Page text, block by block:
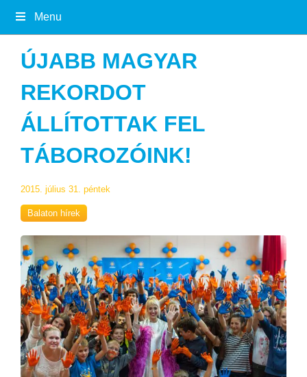
Menu
ÚJABB MAGYAR
REKORDOT
ÁLLÍTOTTAK FEL
TÁBOROZÓINK!
2015. július 31. péntek
Balaton hírek